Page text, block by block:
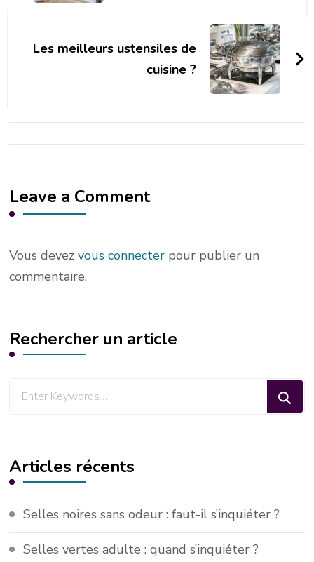
Les meilleurs ustensiles de
cuisine ?
Leave a Comment
Vous devezvous connecter pour publier un
commentaire.
Rechercher un article
Looking
Articles récents
Selles noires sans odeur : faut-il s’inquiéter ?
Selles vertes adulte : quand s’inquiéter ?